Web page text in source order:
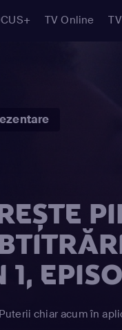
TV Online
1,
chiar acum în